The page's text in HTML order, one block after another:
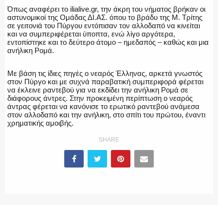
ΕΝΟΠΛΕΣ ΔΥΝΑΜΕΙΣ
ΕΚΑΒ
ΑΣΤΥΝΟΜΙΚΟ ΡΕΠΟΡΤΑΖ
Όπως αναφέρει το ilialive.gr, την άκρη του νήματος βρήκαν οι
αστυνομικοί της Ομάδας ΔΙ.ΑΣ. όπου το βράδυ της Μ. Τρίτης
σε γειτονιά του Πύργου εντόπισαν τον αλλοδαπό να κινείται
και να συμπεριφέρεται ύποπτα, ενώ λίγο αργότερα,
εντοπίστηκε και το δεύτερο άτομο – ημεδαπός – καθώς και μια
ανήλικη Ρομά.
Με βάση τις ίδιες πηγές ο νεαρός Έλληνας, αρκετά γνωστός
στον Πύργο και με συχνά παραβατική συμπεριφορά φέρεται
να έκλεινε ραντεβού για να εκδίδει την ανήλικη Ρομά σε
διάφορους άντρες. Στην προκειμένη περίπτωση ο νεαρός
άντρας φέρεται να κανόνισε το ερωτικό ραντεβού ανάμεσα
στον αλλοδαπό και την ανήλικη, στο σπίτι του πρώτου, έναντι
χρηματικής αμοιβής.
SHARE